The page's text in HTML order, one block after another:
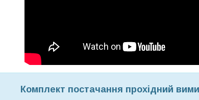
Комплект постачання прохідний